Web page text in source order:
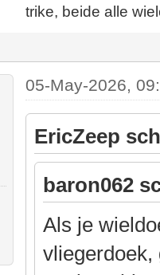
trike, beide alle
05-May-2026,
EricZeep
baron062
Als je
vliegerdoek,